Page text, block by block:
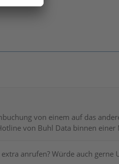
von einem auf das
von Buhl Data binnen
anrufen? Würde auch gerne